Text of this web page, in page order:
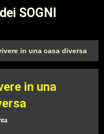
SOGNI
in una casa diversa
in una